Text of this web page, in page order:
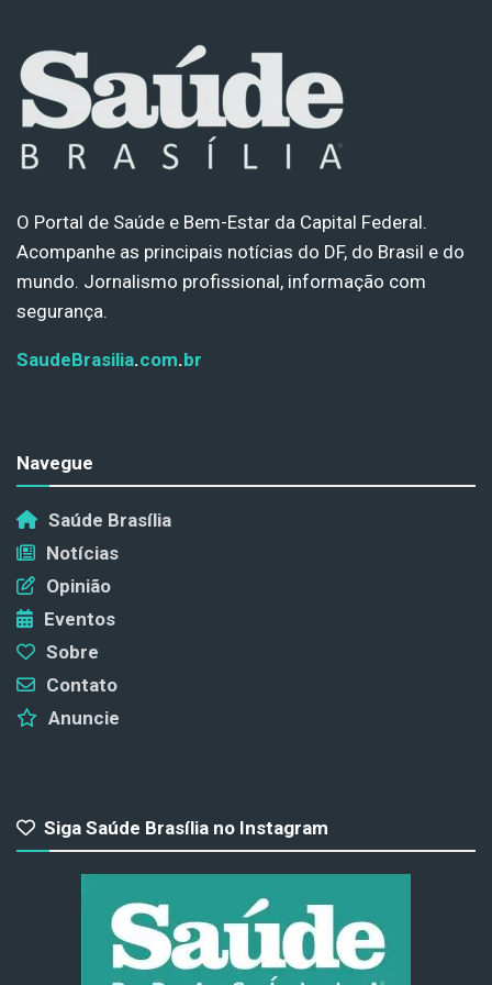
O Portal de Saúde e Bem-Estar da Capital Federal.
Acompanhe as principais notícias do DF, do Brasil e do
mundo. Jornalismo profissional, informação com
segurança.
SaudeBrasilia.com.br
Navegue
Saúde Brasília
Notícias
Opinião
Eventos
Sobre
Contato
Anuncie
Siga Saúde Brasília no Instagram